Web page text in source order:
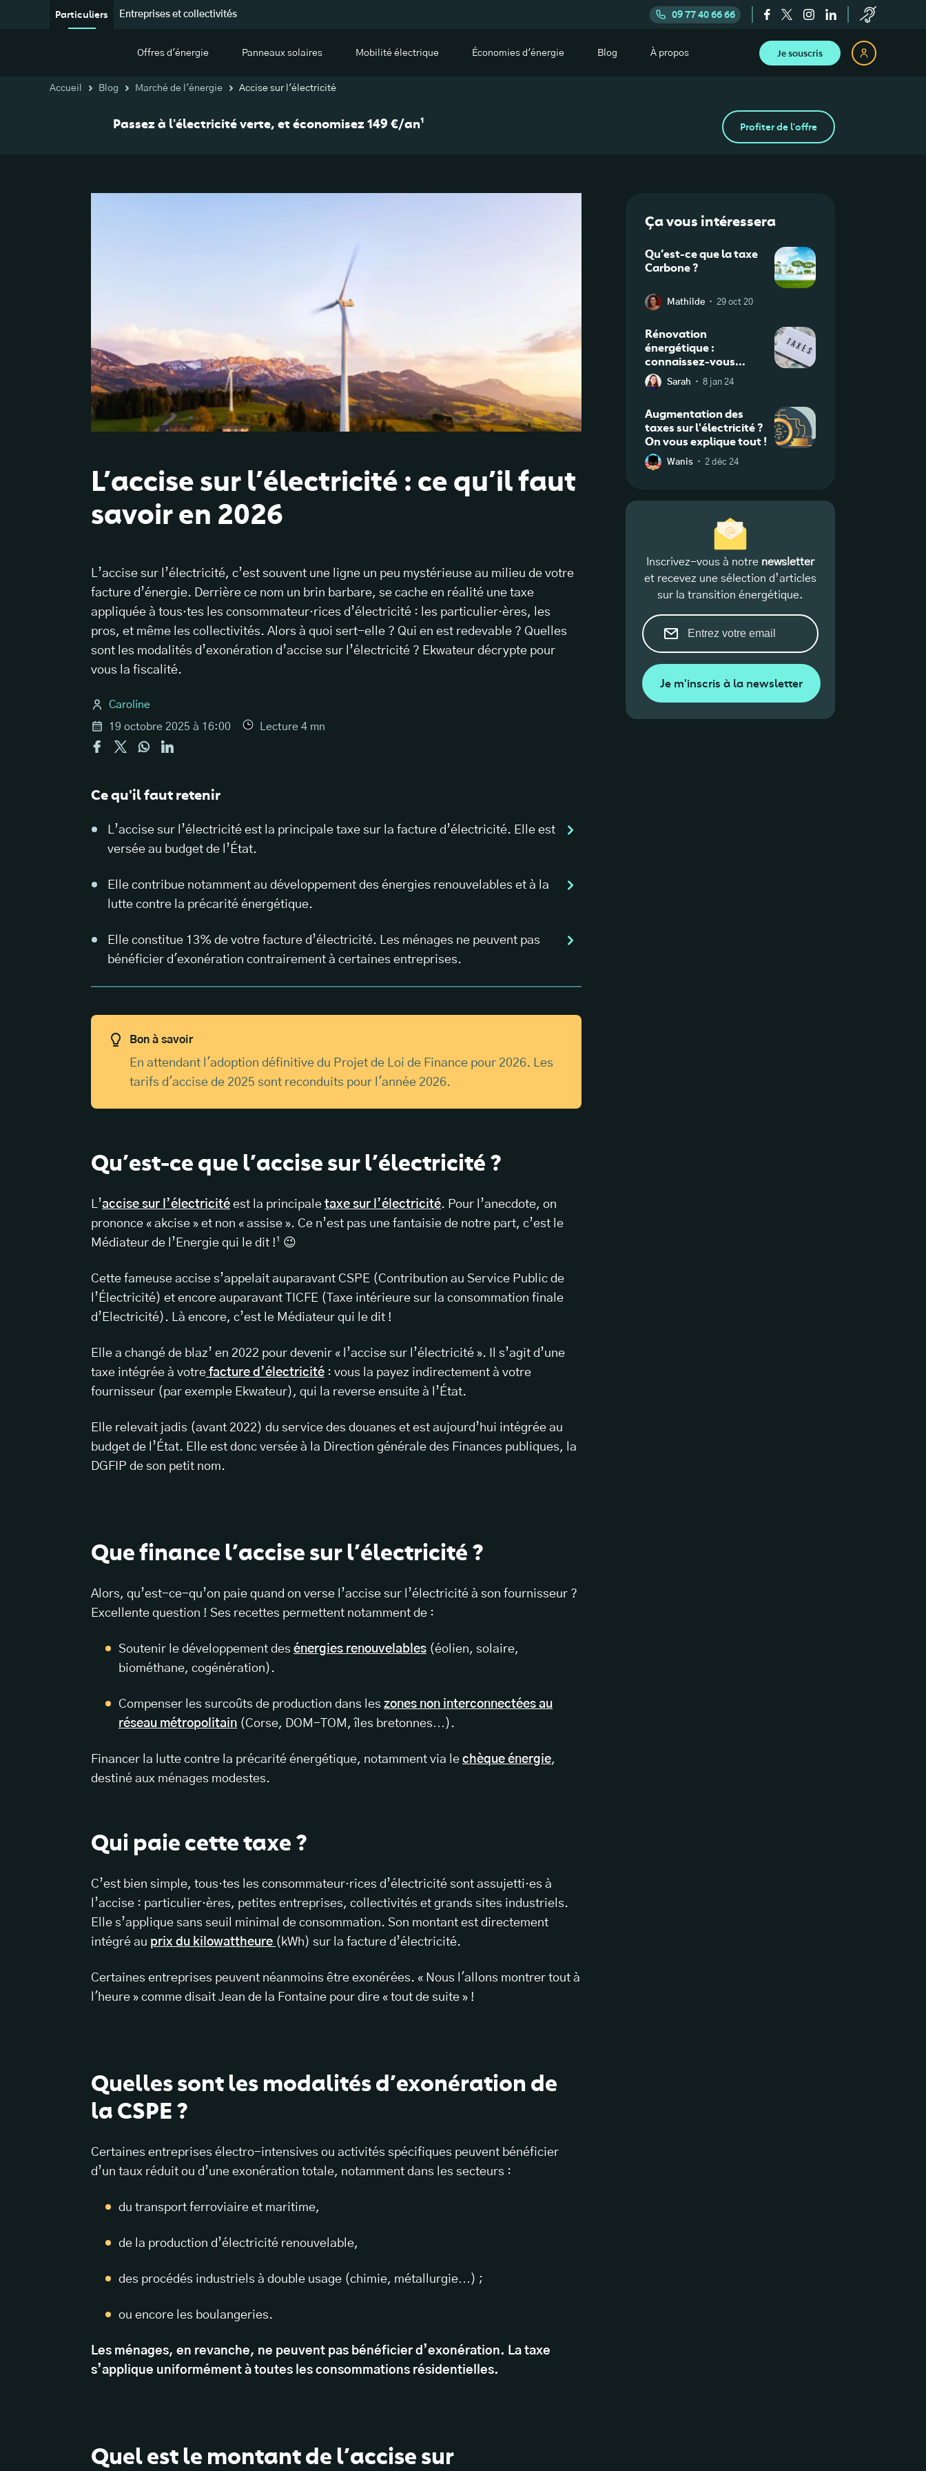
Particuliers Entreprises et collectivités 09 77 40 66 66
Offres d'énergie Panneaux solaires Mobilité électrique Économies d'énergie Blog À propos Je souscris
Accueil Blog Marché de l'énergie Accise sur l'électricité
Passez à l'électricité verte, et économisez 149 €/an¹ Profiter de l'offre
L’accise sur l’électricité : ce qu’il faut
savoir en 2026
L’accise sur l’électricité, c’est souvent une ligne un peu mystérieuse au milieu de votre
facture d’énergie. Derrière ce nom un brin barbare, se cache en réalité une taxe
appliquée à tous·tes les consommateur·rices d’électricité : les particulier·ères, les
pros, et même les collectivités. Alors à quoi sert-elle ? Qui en est redevable ? Quelles
sont les modalités d’exonération d’accise sur l’électricité ? Ekwateur décrypte pour
vous la fiscalité.
Caroline
19 octobre 2025 à 16:00
Lecture 4 mn
Ce qu'il faut retenir
L’accise sur l’électricité est la principale taxe sur la facture d’électricité. Elle est
versée au budget de l’État.
Elle contribue notamment au développement des énergies renouvelables et à la
lutte contre la précarité énergétique.
Elle constitue 13% de votre facture d’électricité. Les ménages ne peuvent pas
bénéficier d'exonération contrairement à certaines entreprises.
Bon à savoir
En attendant l'adoption définitive du Projet de Loi de Finance pour 2026. Les
tarifs d'accise de 2025 sont reconduits pour l'année 2026.
Qu’est-ce que l’accise sur l’électricité ?
L’accise sur l’électricité est la principale taxe sur l’électricité. Pour l’anecdote, on
prononce « akcise » et non « assise ». Ce n’est pas une fantaisie de notre part, c’est le
Médiateur de l’Energie qui le dit !¹ 😉
Cette fameuse accise s’appelait auparavant CSPE (Contribution au Service Public de
l’Électricité) et encore auparavant TICFE (Taxe intérieure sur la consommation finale
d’Electricité). Là encore, c’est le Médiateur qui le dit !
Elle a changé de blaz’ en 2022 pour devenir « l’accise sur l’électricité ». Il s’agit d’une
taxe intégrée à votre facture d’électricité : vous la payez indirectement à votre
fournisseur (par exemple Ekwateur), qui la reverse ensuite à l’État.
Elle relevait jadis (avant 2022) du service des douanes et est aujourd’hui intégrée au
budget de l’État. Elle est donc versée à la Direction générale des Finances publiques, la
DGFIP de son petit nom.
Que finance l’accise sur l’électricité ?
Alors, qu’est-ce-qu’on paie quand on verse l’accise sur l’électricité à son fournisseur ?
Excellente question ! Ses recettes permettent notamment de :
Soutenir le développement des énergies renouvelables (éolien, solaire,
biométhane, cogénération).
Compenser les surcoûts de production dans les zones non interconnectées au
réseau métropolitain (Corse, DOM-TOM, îles bretonnes…).
Financer la lutte contre la précarité énergétique, notamment via le chèque énergie,
destiné aux ménages modestes.
Qui paie cette taxe ?
C’est bien simple, tous·tes les consommateur·rices d’électricité sont assujetti·es à
l’accise : particulier·ères, petites entreprises, collectivités et grands sites industriels.
Elle s’applique sans seuil minimal de consommation. Son montant est directement
intégré au prix du kilowattheure (kWh) sur la facture d’électricité.
Certaines entreprises peuvent néanmoins être exonérées. « Nous l'allons montrer tout à
l'heure » comme disait Jean de la Fontaine pour dire « tout de suite » !
Quelles sont les modalités d’exonération de
la CSPE ?
Certaines entreprises électro-intensives ou activités spécifiques peuvent bénéficier
d’un taux réduit ou d’une exonération totale, notamment dans les secteurs :
du transport ferroviaire et maritime,
de la production d’électricité renouvelable,
des procédés industriels à double usage (chimie, métallurgie…) ;
ou encore les boulangeries.
Les ménages, en revanche, ne peuvent pas bénéficier d’exonération. La taxe
s’applique uniformément à toutes les consommations résidentielles.
Quel est le montant de l’accise sur
Ça vous intéressera
Qu’est-ce que la taxe
Carbone ?
Mathilde · 29 oct 20
Rénovation
énergétique :
connaissez-vous
l’exonération de la
taxe foncière ?
Sarah · 8 jan 24
Augmentation des
taxes sur l'électricité ?
On vous explique tout !
Wanis · 2 déc 24
Inscrivez-vous à notre newsletter
et recevez une sélection d’articles
sur la transition énergétique.
Je m'inscris à la newsletter